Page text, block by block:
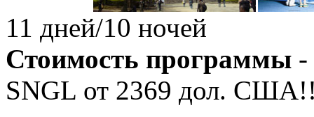
11 дней/10 ночей
Стоимость программы -
SNGL от 2369 дол.